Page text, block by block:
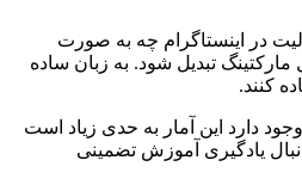
در اینستاگرام چه به صورت
تبدیل شود. به زبان ساده
کنند.
دارد این آمار به حدی زیاد است
یادگیری آموزش تضمینی